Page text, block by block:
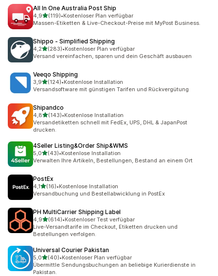
All In One Australia Post Ship
4,9von 5 Sternen
(119)
119 Rezensionen insgesamt
•Kostenloser Plan verfügbar
Massen-Etiketten & Live-Checkout-Preise mit MyPost Business.
Shippo ‑ Simplified Shipping
4,2von 5 Sternen
(283)
283 Rezensionen insgesamt
•Kostenloser Plan verfügbar
Versand vereinfachen, sparen und dein Geschäft ausbauen
Veeqo Shipping
3,9von 5 Sternen
(124)
124 Rezensionen insgesamt
•Kostenlose Installation
Versandsoftware mit günstigen Tarifen und Rückvergütung
Shipandco
4,8von 5 Sternen
(143)
143 Rezensionen insgesamt
•Kostenlose Installation
Versandetiketten schnell mit FedEx, UPS, DHL & JapanPost
drucken.
4Seller Listing&Order Ship&WMS
5,0von 5 Sternen
(43)
43 Rezensionen insgesamt
•Kostenlose Installation
Verwalten Ihre Artikeln, Bestellungen, Bestand an einem Ort
PostEx
4,1von 5 Sternen
(16)
16 Rezensionen insgesamt
•Kostenlose Installation
Versandbuchung und Bestellabwicklung in PostEx
PH MultiCarrier Shipping Label
4,9von 5 Sternen
(614)
614 Rezensionen insgesamt
•Kostenloser Test verfügbar
Live-Versandtarife im Checkout, Etiketten drucken und
Bestellungen verfolgen.
Universal Courier Pakistan
5,0von 5 Sternen
(40)
40 Rezensionen insgesamt
•Kostenloser Plan verfügbar
Übermittle Sendungsbuchungen an beliebige Kurierdienste in
Pakistan.